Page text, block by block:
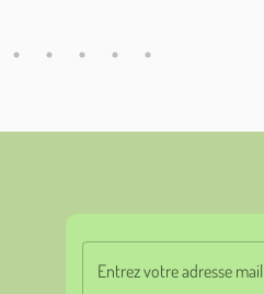
Entrez votre adresse mail